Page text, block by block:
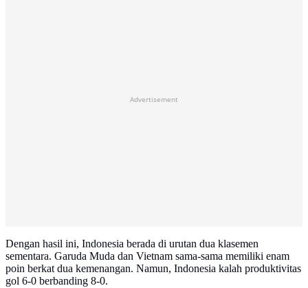
Advertisement
Dengan hasil ini, Indonesia berada di urutan dua klasemen
sementara. Garuda Muda dan Vietnam sama-sama memiliki enam
poin berkat dua kemenangan. Namun, Indonesia kalah produktivitas
gol 6-0 berbanding 8-0.